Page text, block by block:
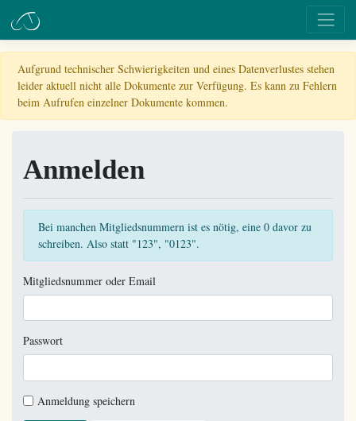
Aufgrund technischer Schwierigkeiten und eines Datenverlustes stehen
leider aktuell nicht alle Dokumente zur Verfügung. Es kann zu Fehlern
beim Aufrufen einzelner Dokumente kommen.
Anmelden
Bei manchen Mitgliedsnummern ist es nötig, eine 0 davor zu
schreiben. Also statt "123", "0123".
Mitgliedsnummer oder Email
Passwort
Anmeldung speichern